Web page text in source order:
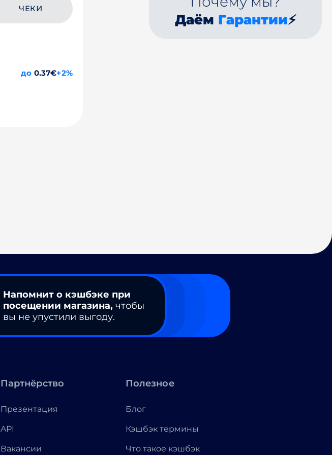
ЧЕКИ
до 0.37€+2%
Даём Гарантии⚡
Напомнит о кэшбэке при
посещении магазина, чтобы
вы не упустили выгоду.
Партнёрство
Презентация
API
Вакансии
Полезное
Блог
Кэшбэк термины
Что такое кэшбэк